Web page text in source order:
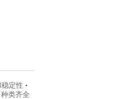
看到的信
定性 •
类齐全